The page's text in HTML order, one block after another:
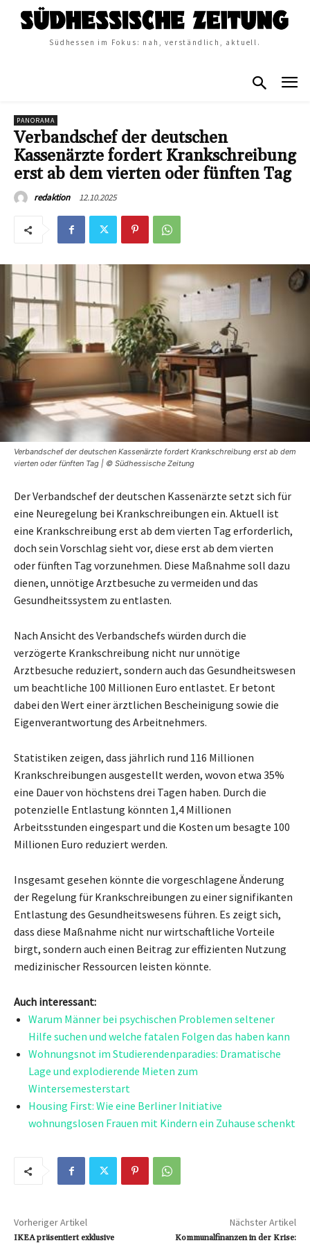
Südhessen im Fokus: nah, verständlich, aktuell.
PANORAMA
Verbandschef der deutschen
Kassenärzte fordert Krankschreibung
erst ab dem vierten oder fünften Tag
redaktion 12.10.2025
Verbandschef der deutschen Kassenärzte fordert Krankschreibung erst ab dem
vierten oder fünften Tag | © Südhessische Zeitung
Der Verbandschef der deutschen Kassenärzte setzt sich für
eine Neuregelung bei Krankschreibungen ein. Aktuell ist
eine Krankschreibung erst ab dem vierten Tag erforderlich,
doch sein Vorschlag sieht vor, diese erst ab dem vierten
oder fünften Tag vorzunehmen. Diese Maßnahme soll dazu
dienen, unnötige Arztbesuche zu vermeiden und das
Gesundheitssystem zu entlasten.
Nach Ansicht des Verbandschefs würden durch die
verzögerte Krankschreibung nicht nur unnötige
Arztbesuche reduziert, sondern auch das Gesundheitswesen
um beachtliche 100 Millionen Euro entlastet. Er betont
dabei den Wert einer ärztlichen Bescheinigung sowie die
Eigenverantwortung des Arbeitnehmers.
Statistiken zeigen, dass jährlich rund 116 Millionen
Krankschreibungen ausgestellt werden, wovon etwa 35%
eine Dauer von höchstens drei Tagen haben. Durch die
potenzielle Entlastung könnten 1,4 Millionen
Arbeitsstunden eingespart und die Kosten um besagte 100
Millionen Euro reduziert werden.
Insgesamt gesehen könnte die vorgeschlagene Änderung
der Regelung für Krankschreibungen zu einer signifikanten
Entlastung des Gesundheitswesens führen. Es zeigt sich,
dass diese Maßnahme nicht nur wirtschaftliche Vorteile
birgt, sondern auch einen Beitrag zur effizienten Nutzung
medizinischer Ressourcen leisten könnte.
Auch interessant:
Warum Männer bei psychischen Problemen seltener
Hilfe suchen und welche fatalen Folgen das haben kann
Wohnungsnot im Studierendenparadies: Dramatische
Lage und explodierende Mieten zum
Wintersemesterstart
Housing First: Wie eine Berliner Initiative
wohnungslosen Frauen mit Kindern ein Zuhause schenkt
Vorheriger Artikel
IKEA präsentiert exklusive
Nächster Artikel
Kommunalfinanzen in der Krise: